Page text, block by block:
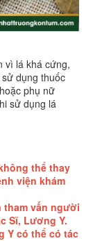
vì lá khá cứng,
dụng thuốc
phụ nữ
sử dụng lá
thể thay
viện khám
tham vấn người
Sĩ, Lương Y.
Y có thể có tác